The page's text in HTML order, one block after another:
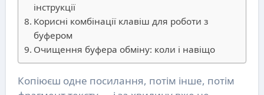
інструкції
Корисні комбінації клавіш для роботи з
буфером
Очищення буфера обміну: коли і навіщо
Копіюєш одне посилання, потім інше, потім